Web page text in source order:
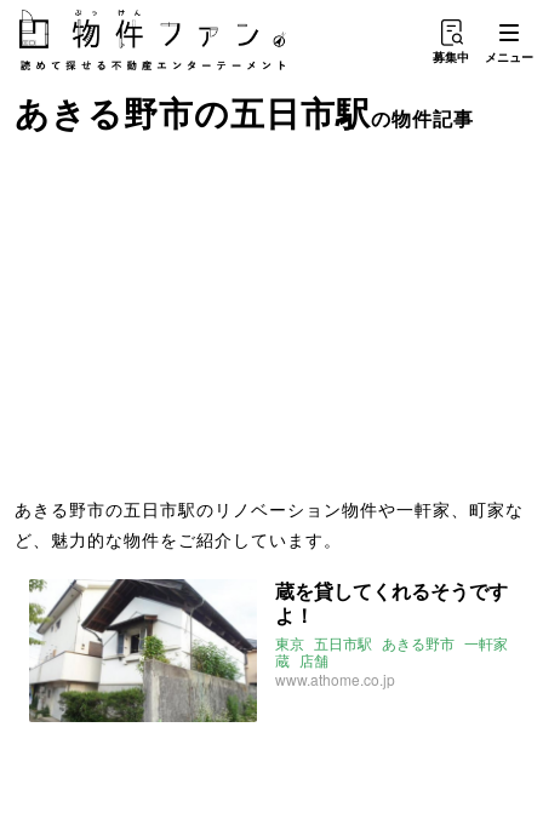
募集中 メニュー
あきる野市の五日市駅の物件記事
あきる野市の五日市駅のリノベーション物件や一軒家、町家な
ど、魅力的な物件をご紹介しています。
蔵を貸してくれるそうです
よ！
東京 五日市駅 あきる野市 一軒家
蔵 店舗
www.athome.co.jp